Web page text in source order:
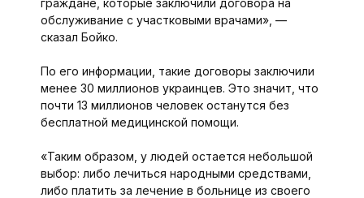
граждане, которые заключили договора на
обслуживание с участковыми врачами», —
сказал Бойко.
По его информации, такие договоры заключили
менее 30 миллионов украинцев. Это значит, что
почти 13 миллионов человек останутся без
бесплатной медицинской помощи.
«Таким образом, у людей остается небольшой
выбор: либо лечиться народными средствами,
либо платить за лечение в больнице из своего